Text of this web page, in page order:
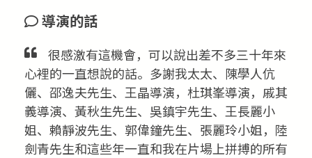
導演的話
很感激有這機會，可以說出差不多三十年來
心裡的一直想說的話。多謝我太太、陳學人伉
儷、邵逸夫先生、王晶導演，杜琪峯導演，戚其
義導演、黃秋生先生、吳鎮宇先生、王長麗小
姐、賴靜波先生、郭偉鐘先生、張麗玲小姐，陸
劍青先生和這些年一直和我在片場上拼搏的所有